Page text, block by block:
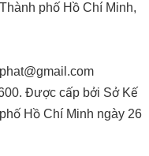
phố Hồ Chí Minh,
Được cấp bởi Sở Kế
Hồ Chí Minh ngày 26